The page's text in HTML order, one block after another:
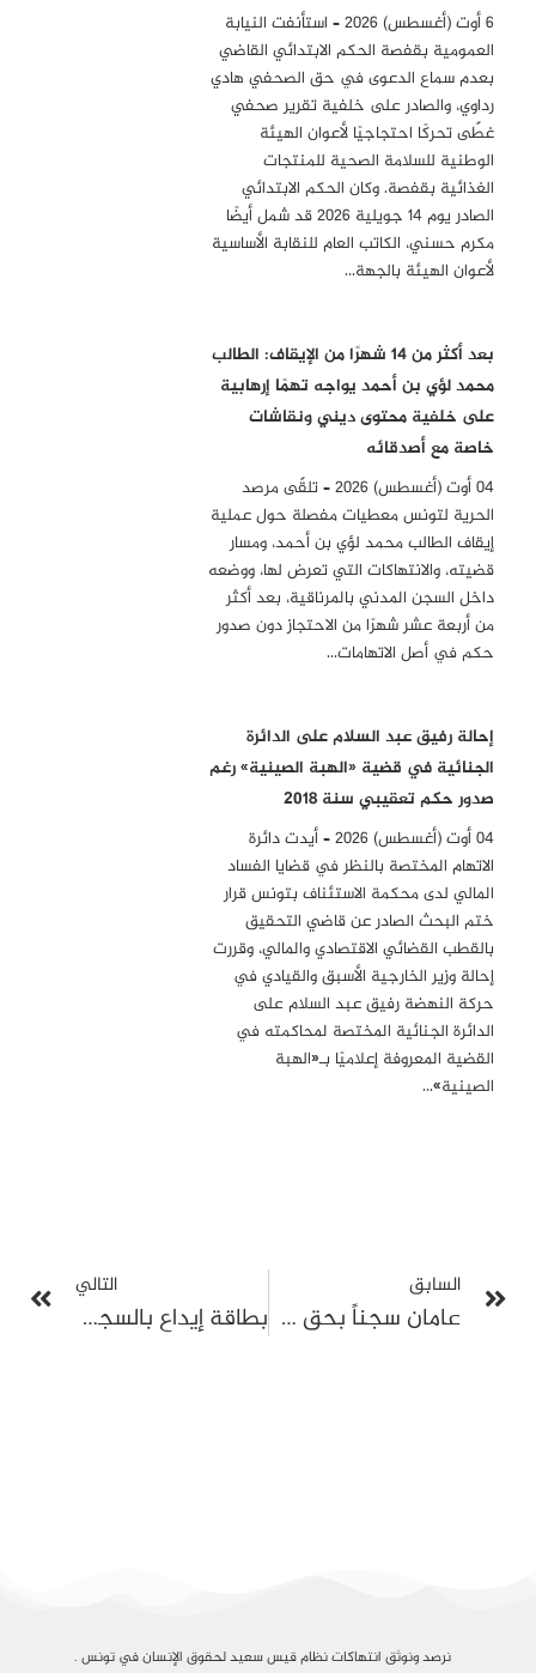
6 أوت (أغسطس) 2026 – استأنفت النيابة
العمومية بقفصة الحكم الابتدائي القاضي
بعدم سماع الدعوى في حق الصحفي هادي
رداوي، والصادر على خلفية تقرير صحفي
غطّى تحركًا احتجاجيًا لأعوان الهيئة
الوطنية للسلامة الصحية للمنتجات
الغذائية بقفصة. وكان الحكم الابتدائي
الصادر يوم 14 جويلية 2026 قد شمل أيضًا
مكرم حسني، الكاتب العام للنقابة الأساسية
لأعوان الهيئة بالجهة…
بعد أكثر من 14 شهرًا من الإيقاف: الطالب
محمد لؤي بن أحمد يواجه تهمًا إرهابية
على خلفية محتوى ديني ونقاشات
خاصة مع أصدقائه
04 أوت (أغسطس) 2026 – تلقّى مرصد
الحرية لتونس معطيات مفصلة حول عملية
إيقاف الطالب محمد لؤي بن أحمد، ومسار
قضيته، والانتهاكات التي تعرض لها، ووضعه
داخل السجن المدني بالمرناقية، بعد أكثر
من أربعة عشر شهرًا من الاحتجاز دون صدور
حكم في أصل الاتهامات…
إحالة رفيق عبد السلام على الدائرة
الجنائية في قضية «الهبة الصينية» رغم
صدور حكم تعقيبي سنة 2018
04 أوت (أغسطس) 2026 – أيدت دائرة
الاتهام المختصة بالنظر في قضايا الفساد
المالي لدى محكمة الاستئناف بتونس قرار
ختم البحث الصادر عن قاضي التحقيق
بالقطب القضائي الاقتصادي والمالي، وقررت
إحالة وزير الخارجية الأسبق والقيادي في
حركة النهضة رفيق عبد السلام على
الدائرة الجنائية المختصة لمحاكمته في
القضية المعروفة إعلاميًا بـ«الهبة
الصينية»…
السابق
عامان سجناً بحق سنية الدهماني على خلفية تصريحات حول ظروف الاحتجاز والمعاملة السيئة في السجون التونسية
التالي
بطاقة إيداع بالسجن ضد والي المنستير الأسبق عادل الخبثاني على ذمة قضية تجاوزات إدارية ومالية
نرصد ونوثق انتهاكات نظام قيس سعيد لحقوق الإنسان في تونس .